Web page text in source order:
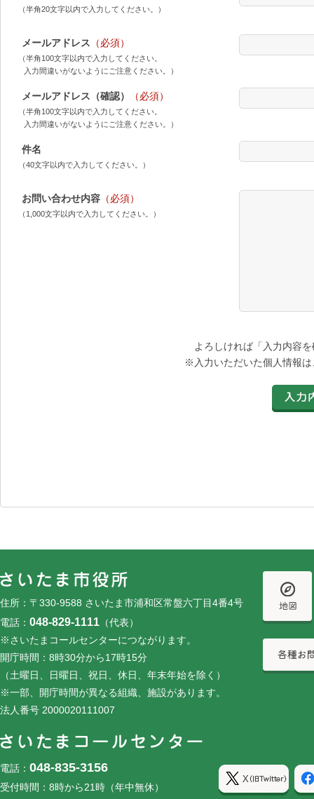
（半角20文字以内で入力してください。）
メールアドレス （必須）
（半角100文字以内で入力してください。
入力間違いがないようにご注意ください。）
メールアドレス（確認） （必須）
（半角100文字以内で入力してください。
入力間違いがないようにご注意ください。）
件名
（40文字以内で入力してください。）
お問い合わせ内容 （必須）
（1,000文字以内で入力してください。）
よろしければ「入力内容
※入力いただいた個人情報
住所：〒330-9588 さいたま市浦和区常盤六丁目4番4号
電話： 048-829-1111 （代表）
※さいたまコールセンターにつながります。
開庁時間：8時30分から17時15分
（土曜日、日曜日、祝日、休日、年末年始を除く）
※一部、開庁時間が異なる組織、施設があります。
法人番号 2000020111007
電話： 048-835-3156
受付時間：8時から21時（年中無休）